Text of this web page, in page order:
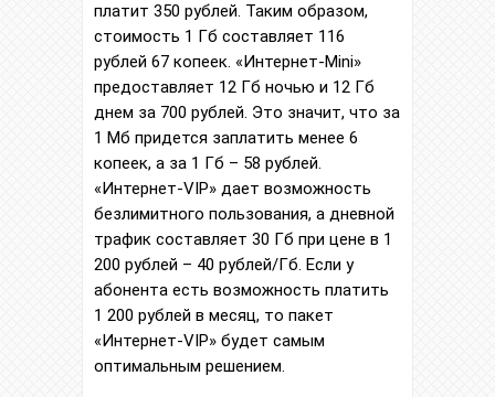
платит 350 рублей. Таким образом,
стоимость 1 Гб составляет 116
рублей 67 копеек. «Интернет-Mini»
предоставляет 12 Гб ночью и 12 Гб
днем за 700 рублей. Это значит, что за
1 Мб придется заплатить менее 6
копеек, а за 1 Гб – 58 рублей.
«Интернет-VIP» дает возможность
безлимитного пользования, а дневной
трафик составляет 30 Гб при цене в 1
200 рублей – 40 рублей/Гб. Если у
абонента есть возможность платить
1 200 рублей в месяц, то пакет
«Интернет-VIP» будет самым
оптимальным решением.